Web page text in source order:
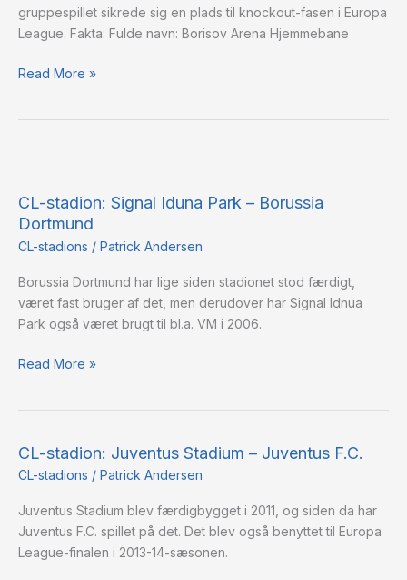
gruppespillet sikrede sig en plads til knockout-fasen i Europa
League. Fakta: Fulde navn: Borisov Arena Hjemmebane
Read More »
CL-stadion: Signal Iduna Park – Borussia
Dortmund
CL-stadions / Patrick Andersen
Borussia Dortmund har lige siden stadionet stod færdigt,
været fast bruger af det, men derudover har Signal Idnua
Park også været brugt til bl.a. VM i 2006.
Signal
Iduna
Park
Borussia
Dortmund
Read More »
CL-stadion: Juventus Stadium – Juventus F.C.
CL-stadions / Patrick Andersen
Juventus Stadium blev færdigbygget i 2011, og siden da har
Juventus F.C. spillet på det. Det blev også benyttet til Europa
League-finalen i 2013-14-sæsonen.
CL-
stadion:
Stadium
–
Juventus